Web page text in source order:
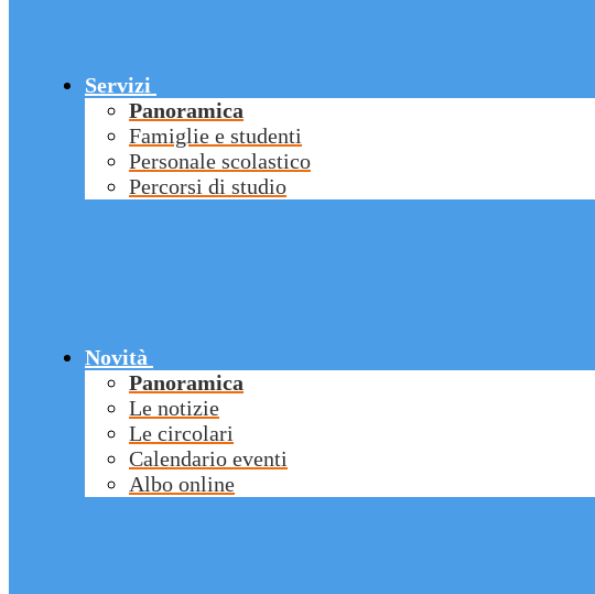
Servizi
Panoramica
Famiglie e studenti
Personale scolastico
Percorsi di studio
Novità
Panoramica
Le notizie
Le circolari
Calendario eventi
Albo online